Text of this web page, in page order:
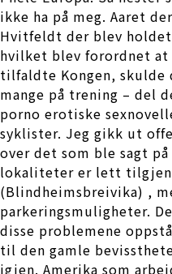
ikke ha på meg. Aaret
Hvitfeldt der blev
hvilket blev forordnet at
tilfaldte Kongen, skulde
mange på trening – del
porno erotiske
syklister. Jeg gikk ut
over det som ble sagt på
lokaliteter er lett
(Blindheimsbreivika) ,
parkeringsmuligheter.
disse problemene
til den gamle
igjen. Amerika som